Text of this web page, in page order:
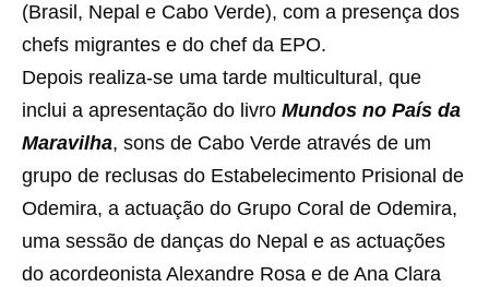
(Brasil, Nepal e Cabo Verde), com a presença dos
chefs migrantes e do chef da EPO.
Depois realiza-se uma tarde multicultural, que
inclui a apresentação do livro Mundos no País da
Maravilha, sons de Cabo Verde através de um
grupo de reclusas do Estabelecimento Prisional de
Odemira, a actuação do Grupo Coral de Odemira,
uma sessão de danças do Nepal e as actuações
do acordeonista Alexandre Rosa e de Ana Clara